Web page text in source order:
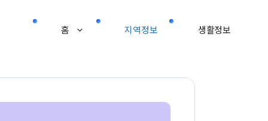
홈 지역정보 생활정보